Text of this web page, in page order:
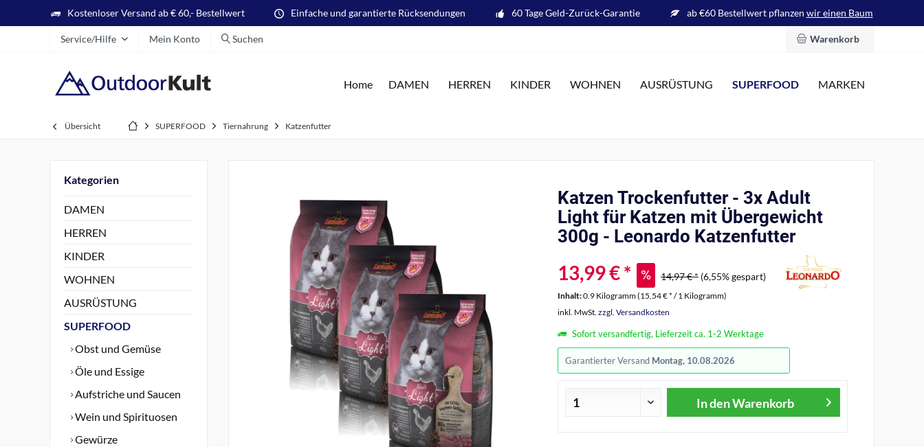
Kostenloser Versand ab € 60,- Bestellwert Einfache und garantierte Rücksendungen 60 Tage Geld-Zurück-Garantie ab €60 Bestellwert pflanzen wir einen Baum
Warenkorb
Service/Hilfe Mein Konto Suchen
Home DAMEN HERREN KINDER WOHNEN AUSRÜSTUNG SUPERFOOD MARKEN
Übersicht SUPERFOOD Tiernahrung Katzenfutter
Kategorien
DAMEN
HERREN
KINDER
WOHNEN
AUSRÜSTUNG
SUPERFOOD
Obst und Gemüse
Öle und Essige
Aufstriche und Saucen
Wein und Spirituosen
Gewürze
Katzen Trockenfutter - 3x Adult
Light für Katzen mit Übergewicht
300g - Leonardo Katzenfutter
13,99 € * 14,97 € * (6,55% gespart)
Inhalt:0.9 Kilogramm (15,54 € * / 1 Kilogramm)
inkl. MwSt. zzgl. Versandkosten
Sofort versandfertig, Lieferzeit ca. 1-2 Werktage
Garantierter Versand Montag, 10.08.2026
In denWarenkorb